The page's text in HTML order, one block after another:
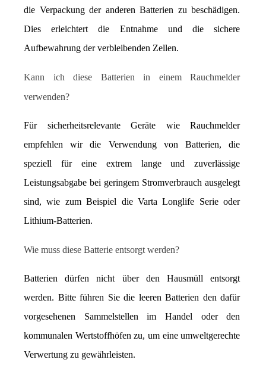
die Verpackung der anderen Batterien zu beschädigen.
Dies erleichtert die Entnahme und die sichere
Aufbewahrung der verbleibenden Zellen.
Kann ich diese Batterien in einem Rauchmelder
verwenden?
Für sicherheitsrelevante Geräte wie Rauchmelder
empfehlen wir die Verwendung von Batterien, die
speziell für eine extrem lange und zuverlässige
Leistungsabgabe bei geringem Stromverbrauch ausgelegt
sind, wie zum Beispiel die Varta Longlife Serie oder
Lithium-Batterien.
Wie muss diese Batterie entsorgt werden?
Batterien dürfen nicht über den Hausmüll entsorgt
werden. Bitte führen Sie die leeren Batterien den dafür
vorgesehenen Sammelstellen im Handel oder den
kommunalen Wertstoffhöfen zu, um eine umweltgerechte
Verwertung zu gewährleisten.